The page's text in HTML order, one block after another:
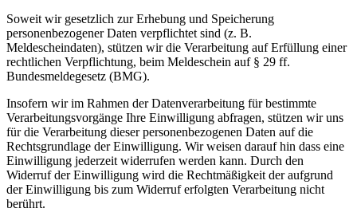
Soweit wir gesetzlich zur Erhebung und Speicherung
personenbezogener Daten verpflichtet sind (z. B.
Meldescheindaten), stützen wir die Verarbeitung auf Erfüllung einer
rechtlichen Verpflichtung, beim Meldeschein auf § 29 ff.
Bundesmeldegesetz (BMG).
Insofern wir im Rahmen der Datenverarbeitung für bestimmte
Verarbeitungsvorgänge Ihre Einwilligung abfragen, stützen wir uns
für die Verarbeitung dieser personenbezogenen Daten auf die
Rechtsgrundlage der Einwilligung. Wir weisen darauf hin dass eine
Einwilligung jederzeit widerrufen werden kann. Durch den
Widerruf der Einwilligung wird die Rechtmäßigkeit der aufgrund
der Einwilligung bis zum Widerruf erfolgten Verarbeitung nicht
berührt.